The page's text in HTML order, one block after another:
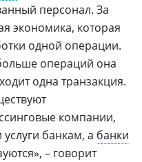
персонал. За
экономика, которая
одной операции.
операций она
одна транзакция.
компании,
банкам, а банки
– говорит